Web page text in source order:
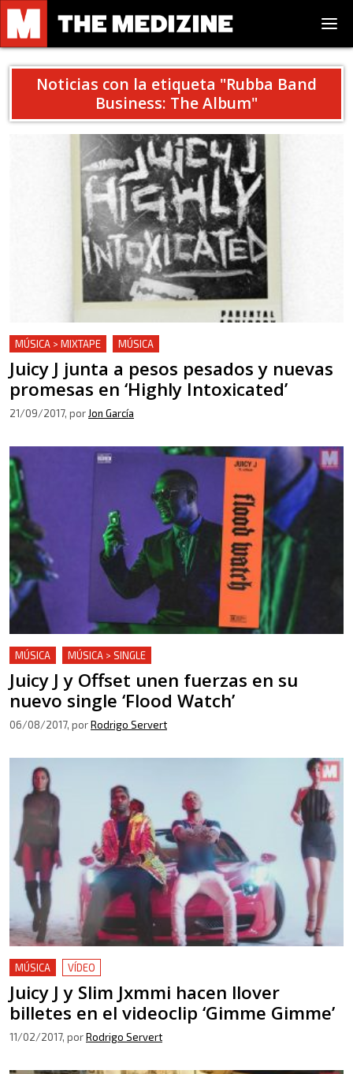
Noticias con la etiqueta "Rubba Band
Business: The Album"
MÚSICA > MIXTAPE MÚSICA
Juicy J junta a pesos pesados y nuevas
promesas en ‘Highly Intoxicated’
21/09/2017, por Jon García
MÚSICA MÚSICA > SINGLE
Juicy J y Offset unen fuerzas en su
nuevo single ‘Flood Watch’
06/08/2017, porRodrigo Servert
MÚSICA VÍDEO
Juicy J y Slim Jxmmi hacen llover
billetes en el videoclip ‘Gimme Gimme’
11/02/2017, porRodrigo Servert